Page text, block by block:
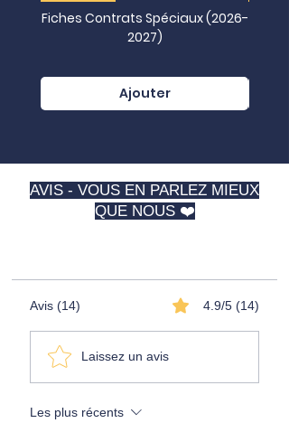
Fiches Contrats Spéciaux (2026-
2027)
Ajouter
AVIS - VOUS EN PARLEZ MIEUX
QUE NOUS ❤️
Avis (14) 4.9/5 (14)
Laissez un avis
Les plus récents